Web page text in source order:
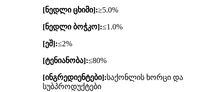
[ნედლი ცხიმი]:≥5.0%
[ნედლი ბოჭკო]:≤1.0%
[ეშ]:≤2%
[ტენიანობა]:≤80%
[ინგრედიენტები]:საქონლის ხორცი და
სუბპროდუქტები